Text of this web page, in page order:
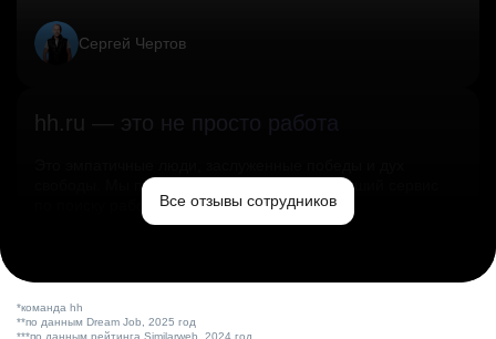
Сергей Чертов
hh.ru — это не просто работа
свободы. Мы помогаем миру и создаём лучший сервис
по поиску работы в стране.Все отзывы сотрудников
*команда hh
**по данным Dream Job, 2025 год
***по данным рейтинга Similarweb, 2024 год